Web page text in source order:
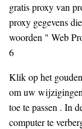
gratis proxy van
proxy gegevens
woorden " Web
6
Klik op het
om uw
toe te passen . In
computer te